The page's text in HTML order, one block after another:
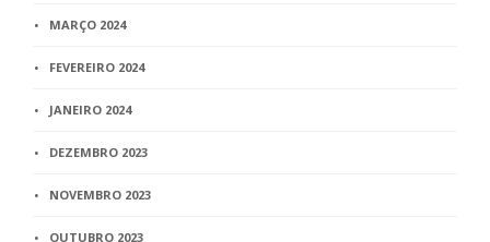
MARÇO 2024
FEVEREIRO 2024
JANEIRO 2024
DEZEMBRO 2023
NOVEMBRO 2023
OUTUBRO 2023